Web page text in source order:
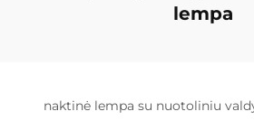
lempa
naktinė lempa su nuotoliniu